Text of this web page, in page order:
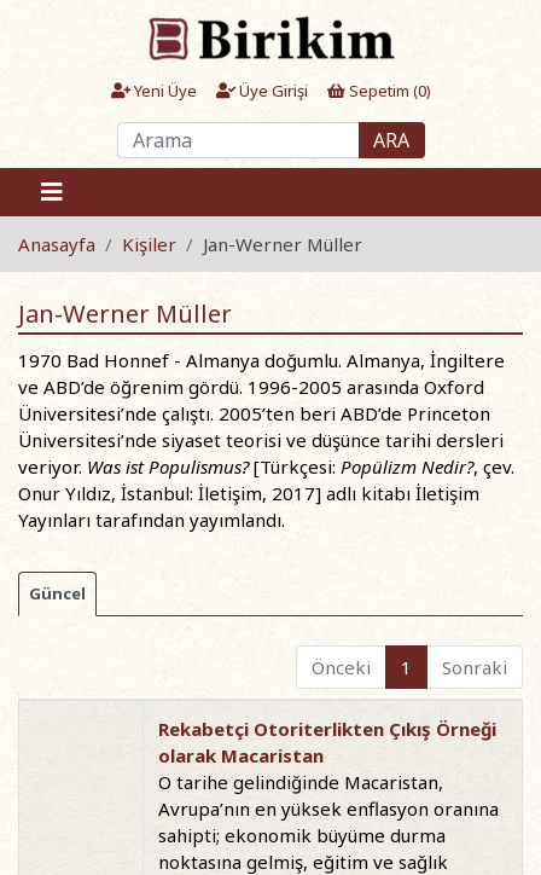
Yeni Üye Üye Girişi Sepetim (0)
ARA
Anasayfa Kişiler Jan-Werner Müller
Jan-Werner Müller
1970 Bad Honnef - Almanya doğumlu. Almanya, İngiltere
ve ABD’de öğrenim gördü. 1996-2005 arasında Oxford
Üniversitesi’nde çalıştı. 2005’ten beri ABD’de Princeton
Üniversitesi’nde siyaset teorisi ve düşünce tarihi dersleri
veriyor. Was ist Populismus?[Türkçesi: Popülizm Nedir?, çev.
Onur Yıldız, İstanbul: İletişim, 2017] adlı kitabı İletişim
Yayınları tarafından yayımlandı.
Güncel
Önceki 1 Sonraki
Rekabetçi Otoriterlikten Çıkış Örneği
olarak Macaristan
O tarihe gelindiğinde Macaristan,
Avrupa’nın en yüksek enflasyon oranına
sahipti; ekonomik büyüme durma
noktasına gelmiş, eğitim ve sağlık